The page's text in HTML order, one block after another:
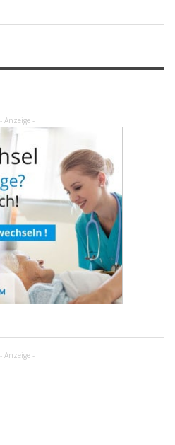
- Anzeige -
- Anzeige -